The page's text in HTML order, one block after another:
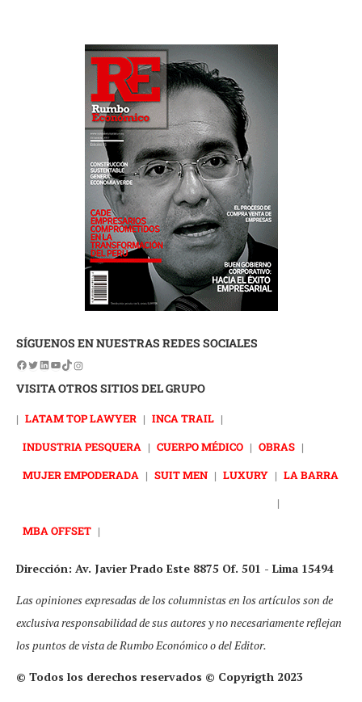
SÍGUENOS EN NUESTRAS REDES SOCIALES
VISITA OTROS SITIOS DEL GRUPO
| LATAM TOP LAWYER | INCA TRAIL |
INDUSTRIA PESQUERA | CUERPO MÉDICO | OBRAS |
MUJER EMPODERADA | SUIT MEN | LUXURY | LA BARRA
|
MBA OFFSET |
Dirección: Av. Javier Prado Este 8875 Of. 501 - Lima 15494
Las opiniones expresadas de los columnistas en los artículos son de
exclusiva responsabilidad de sus autores y no necesariamente reflejan
los puntos de vista de Rumbo Económico o del Editor.
© Todos los derechos reservados © Copyrigth 2023